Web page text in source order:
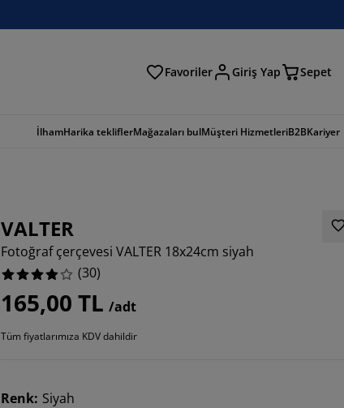
Favoriler Giriş Yap Sepet
İlhamHarika tekliflerMağazaları bulMüşteri HizmetleriB2BKariyer
VALTER
Fotoğraf çerçevesi VALTER 18x24cm siyah
(30)
165,00 TL /adt
Tüm fiyatlarımıza KDV dahildir
Renk: Siyah